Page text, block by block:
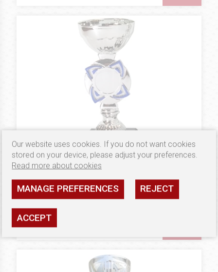
Puchar B100
Availability: high
Our website uses cookies. If you do not want cookies
stored on your device, please adjust your preferences.
Read more about cookies
MANAGE PREFERENCES REJECT
ACCEPT